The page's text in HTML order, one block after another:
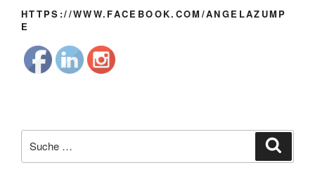
HTTPS://WWW.FACEBOOK.COM/ANGELAZUMP
E
nach: